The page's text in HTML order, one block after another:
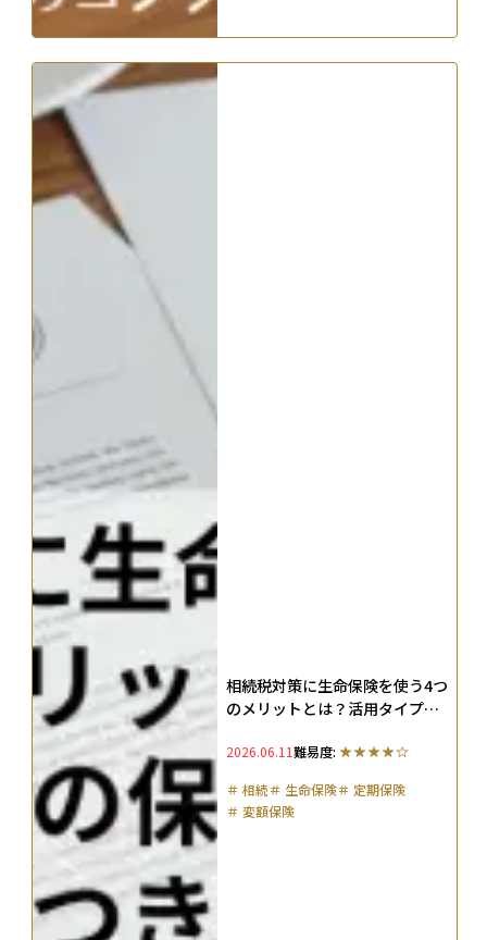
相続税対策に生命保険を使う4つ
のメリットとは？活用タイプ別
つきで徹底ガイド
2026.06.11難易度:
＃ 相続＃ 生命保険＃ 定期保険
＃ 変額保険